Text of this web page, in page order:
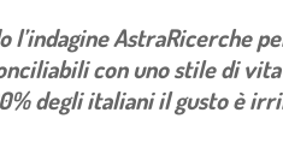
l’indagine AstraRicerche
con uno stile di
degli italiani il gusto è